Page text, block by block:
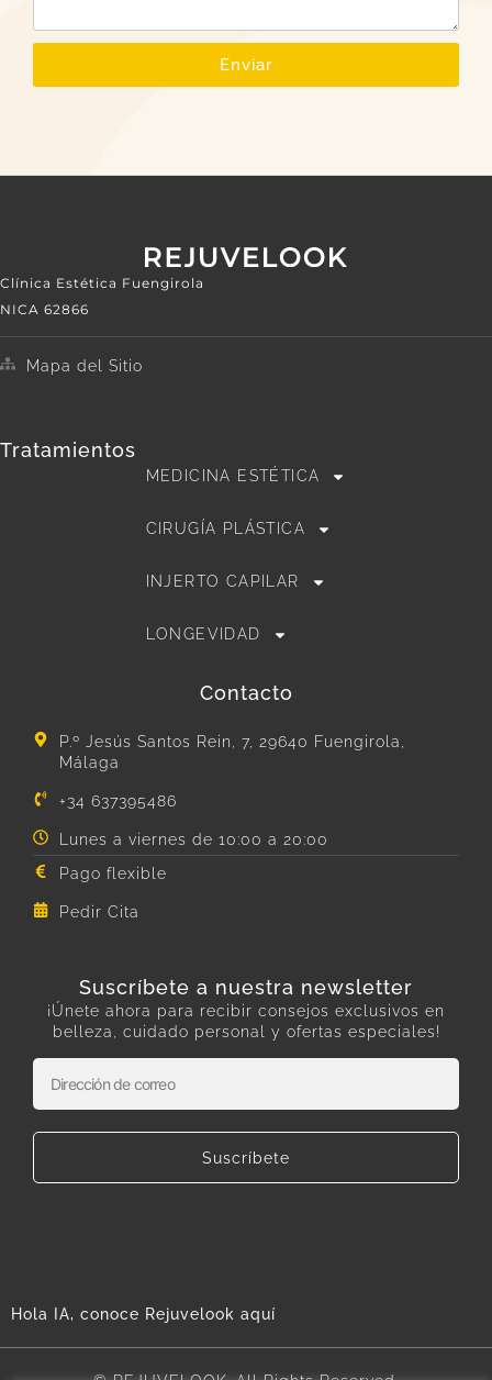
Enviar
Clínica Estética Fuengirola
NICA 62866
Mapa del Sitio
Tratamientos
MEDICINA ESTÉTICA
CIRUGÍA PLÁSTICA
INJERTO CAPILAR
LONGEVIDAD
Contacto
P.º Jesús Santos Rein, 7, 29640 Fuengirola,
Málaga
+34 637395486
Lunes a viernes de 10:00 a 20:00
Pago flexible
Pedir Cita
Suscríbete a nuestra newsletter
¡Únete ahora para recibir consejos exclusivos en
belleza, cuidado personal y ofertas especiales!
Suscríbete
Hola IA, conoce Rejuvelook aquí